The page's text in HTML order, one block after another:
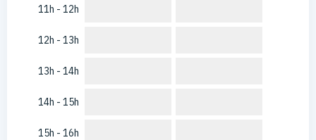
11h - 12h
12h - 13h
13h - 14h
14h - 15h
15h - 16h